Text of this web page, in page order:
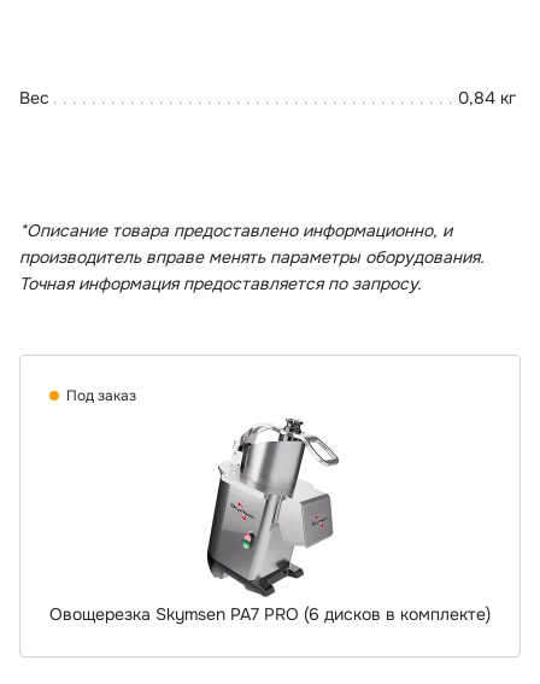
Вес 0,84 кг
*Описание товара предоставлено информационно, и
производитель вправе менять параметры оборудования.
Точная информация предоставляется по запросу.
Под заказ
Овощерезка Skymsen PA7 PRO (6 дисков в комплекте)